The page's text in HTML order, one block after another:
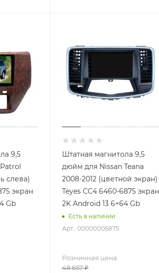
9,5
слева)
экран
Gb
Штатная магнитола 9,5
дюйм для Nissan Teana
2008-2012 (цветной экран)
Teyes CC4 6460-6875 экран
2K Android 13 6+64 Gb
Есть в наличии
Арт.: 00000006875
Розничная цена
48 657₽